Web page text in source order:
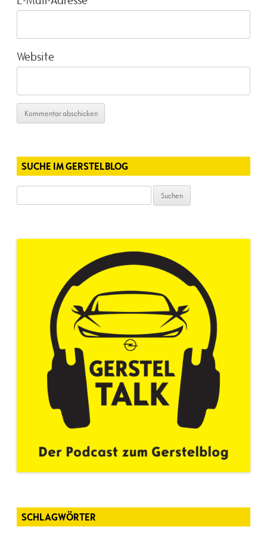
Website
SUCHE IM GERSTELBLOG
SCHLAGWÖRTER